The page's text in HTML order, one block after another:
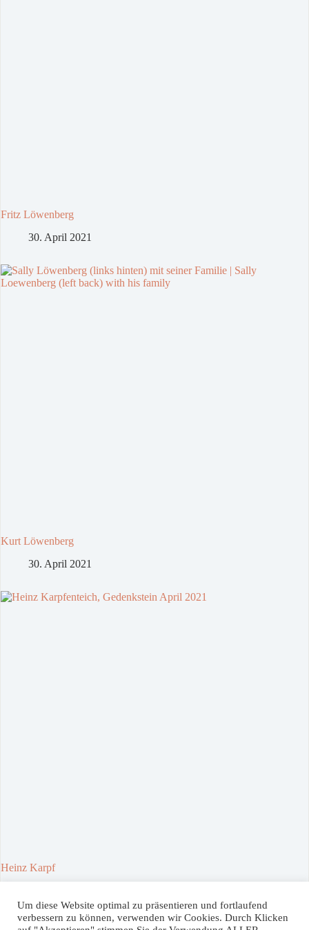
Fritz Löwenberg
30. April 2021
Kurt Löwenberg
30. April 2021
Heinz Karpf
Um diese Website optimal zu präsentieren und fortlaufend
verbessern zu können, verwenden wir Cookies. Durch Klicken